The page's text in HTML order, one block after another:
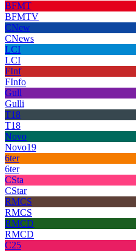
BFMT
BFMTV
CNew
CNews
LCI
LCI
FInf
FInfo
Gull
Gulli
T18
T18
Novo
Novo19
6ter
6ter
CSta
CStar
RMCS
RMCS
RMCD
RMCD
C25